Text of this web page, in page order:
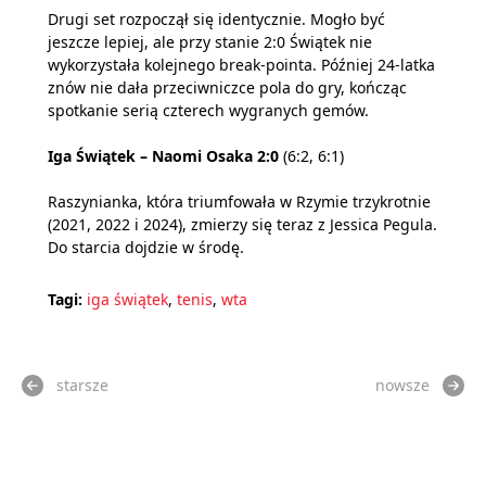
Drugi set rozpoczął się identycznie. Mogło być
jeszcze lepiej, ale przy stanie 2:0 Świątek nie
wykorzystała kolejnego break-pointa. Później 24-latka
znów nie dała przeciwniczce pola do gry, kończąc
spotkanie serią czterech wygranych gemów.
Iga Świątek – Naomi Osaka 2:0 (6:2, 6:1)
Raszynianka, która triumfowała w Rzymie trzykrotnie
(2021, 2022 i 2024), zmierzy się teraz z Jessica Pegula.
Do starcia dojdzie w środę.
Tagi: iga świątek, tenis, wta
starsze nowsze